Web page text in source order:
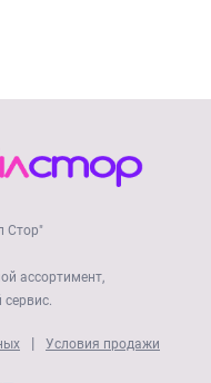
Стор"
ассортимент,
сервис.
| Условия продажи